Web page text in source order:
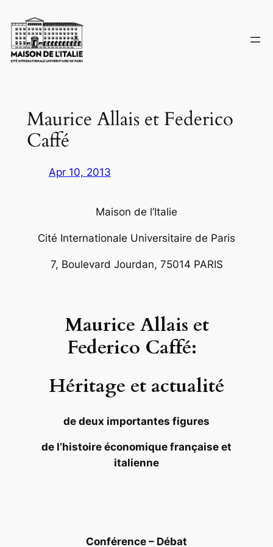
to
content
Maurice Allais et Federico
Caffé
Apr 10, 2013
Maison de l’Italie
Cité Internationale Universitaire de Paris
7, Boulevard Jourdan, 75014 PARIS
Maurice Allais et
Federico Caffé:
Héritage et actualité
de deux importantes figures
de l’histoire économique française et
italienne
Conférence – Débat